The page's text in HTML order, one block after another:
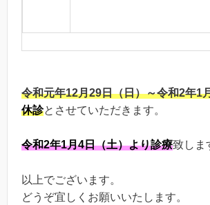
令和元年12月29日（日）～令和2年1
休診とさせていただきます。
令和2年1月4日（土）より診療致しま
以上でございます。
どうぞ宜しくお願いいたします。